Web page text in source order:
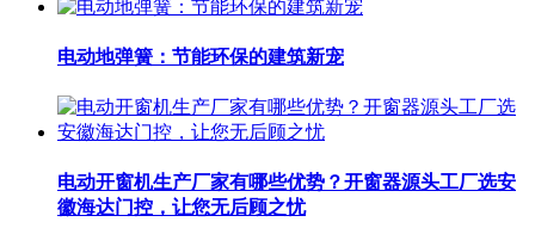
电动地弹簧：节能环保的建筑新宠
电动开窗机生产厂家有哪些优势？开窗器源头工厂选安
徽海达门控，让您无后顾之忧